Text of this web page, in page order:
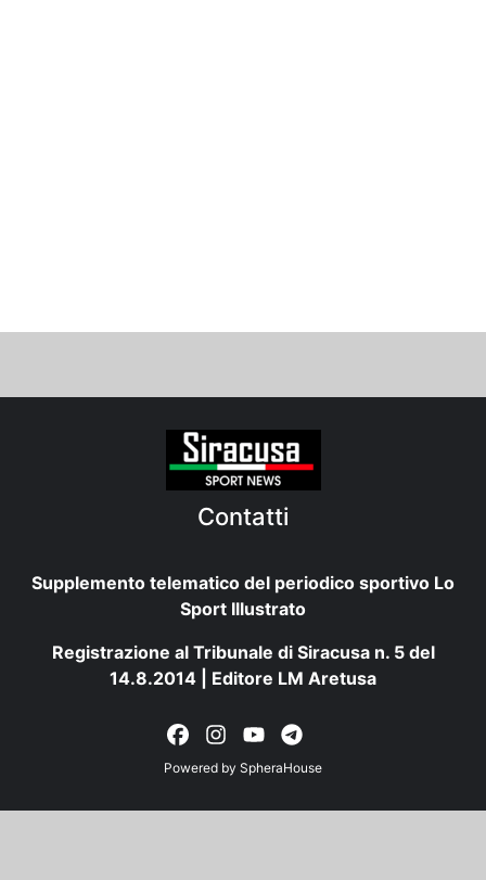
Contatti
Supplemento telematico del periodico sportivo Lo
Sport Illustrato
Registrazione al Tribunale di Siracusa n. 5 del
14.8.2014 | Editore LM Aretusa
Powered by SpheraHouse